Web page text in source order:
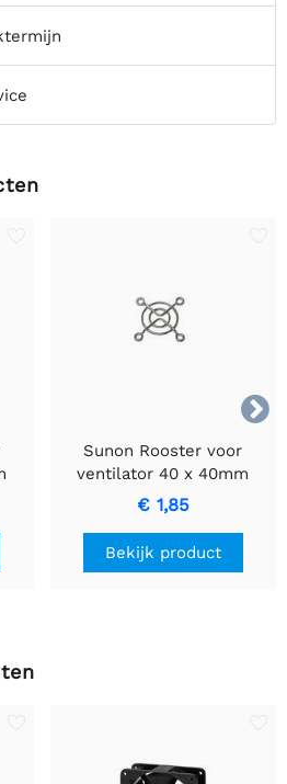

Sunon Rooster voor
ventilator 40 x 40mm
€ 1,85
Bekijk product